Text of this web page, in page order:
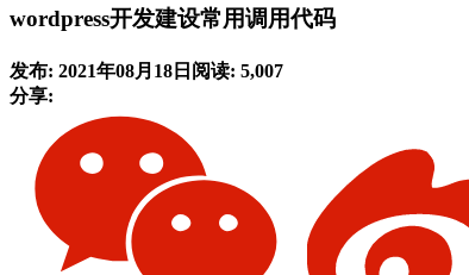
wordpress开发建设常用调用代码
发布: 2021年08月18日 阅读: 5,007
分享: